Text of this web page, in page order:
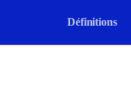
Définitions